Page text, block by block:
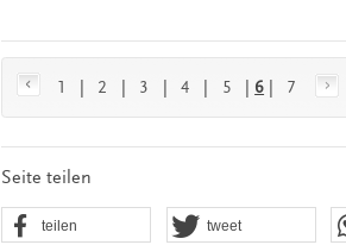
1 2 3 4 5 6 7
Seite teilen
teilen tweet